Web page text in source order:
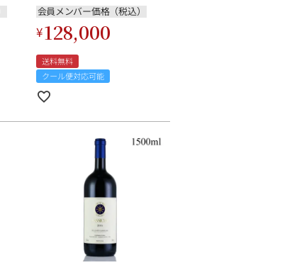
会員メンバー価格（税込）
¥128,000
送料無料
クール便対応可能